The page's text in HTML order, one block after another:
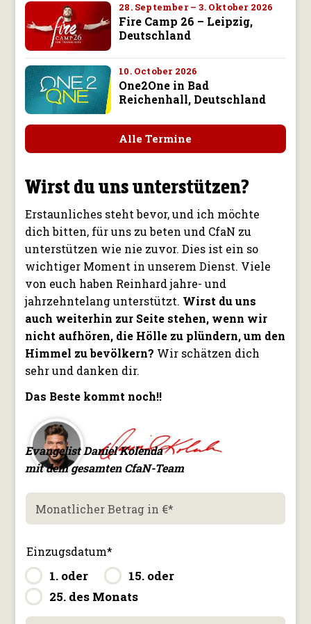
28. September – 3. Oktober 2026
Fire Camp 26 – Leipzig,
Deutschland
10. October 2026
One2One in Bad
Reichenhall, Deutschland
Alle Termine
Wirst du uns unterstützen?
Erstaunliches steht bevor, und ich möchte
dich bitten, für uns zu beten und CfaN zu
unterstützen wie nie zuvor. Dies ist ein so
wichtiger Moment in unserem Dienst. Viele
von euch haben Reinhard jahre- und
jahrzehntelang unterstützt. Wirst du uns
auch weiterhin zur Seite stehen, wenn wir
nicht aufhören, die Hölle zu plündern, um den
Himmel zu bevölkern? Wir schätzen dich
sehr und danken dir.
Das Beste kommt noch!!
Evangelist Daniel Kolenda
mit dem gesamten CfaN-Team
Monatlicher Betrag in €*
Einzugsdatum*
1. oder
15. oder
25. des Monats